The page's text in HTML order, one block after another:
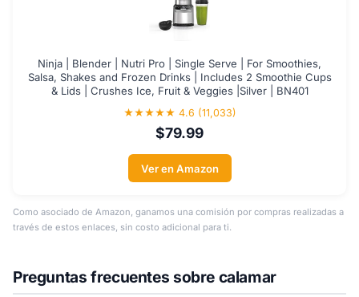
Ninja | Blender | Nutri Pro | Single Serve | For Smoothies,
Salsa, Shakes and Frozen Drinks | Includes 2 Smoothie Cups
& Lids | Crushes Ice, Fruit & Veggies |Silver | BN401
★★★★★ 4.6 (11,033)
$79.99
Ver en Amazon
Como asociado de Amazon, ganamos una comisión por compras realizadas a
través de estos enlaces, sin costo adicional para ti.
Preguntas frecuentes sobre calamar